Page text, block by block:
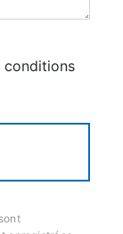
conditions